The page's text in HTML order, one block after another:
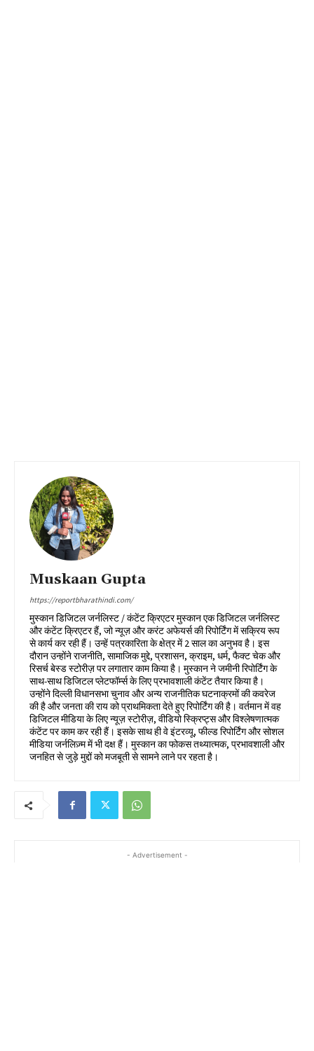
Muskaan Gupta
https://reportbharathindi.com/
मुस्कान डिजिटल जर्नलिस्ट / कंटेंट क्रिएटर मुस्कान एक डिजिटल जर्नलिस्ट
और कंटेंट क्रिएटर हैं, जो न्यूज़ और करंट अफेयर्स की रिपोर्टिंग में सक्रिय रूप
से कार्य कर रही हैं। उन्हें पत्रकारिता के क्षेत्र में 2 साल का अनुभव है। इस
दौरान उन्होंने राजनीति, सामाजिक मुद्दे, प्रशासन, क्राइम, धर्म, फैक्ट चेक और
रिसर्च बेस्ड स्टोरीज़ पर लगातार काम किया है। मुस्कान ने जमीनी रिपोर्टिंग के
साथ-साथ डिजिटल प्लेटफॉर्म्स के लिए प्रभावशाली कंटेंट तैयार किया है।
उन्होंने दिल्ली विधानसभा चुनाव और अन्य राजनीतिक घटनाक्रमों की कवरेज
की है और जनता की राय को प्राथमिकता देते हुए रिपोर्टिंग की है। वर्तमान में वह
डिजिटल मीडिया के लिए न्यूज़ स्टोरीज़, वीडियो स्क्रिप्ट्स और विश्लेषणात्मक
कंटेंट पर काम कर रही हैं। इसके साथ ही वे इंटरव्यू, फील्ड रिपोर्टिंग और सोशल
मीडिया जर्नलिज़्म में भी दक्ष हैं। मुस्कान का फोकस तथ्यात्मक, प्रभावशाली और
जनहित से जुड़े मुद्दों को मजबूती से सामने लाने पर रहता है।
- Advertisement -